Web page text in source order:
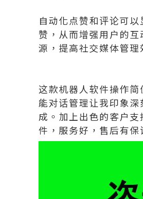
自动化点赞和评论可
赞，从而增强用户的
源，提高社交媒体管理
这款机器人软件操作
能对话管理让我印象
成。加上出色的客户
件，服务好，售后有